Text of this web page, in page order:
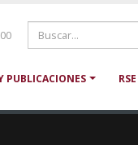
PUBLICACIONES RSE